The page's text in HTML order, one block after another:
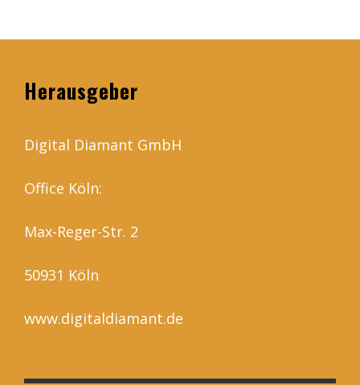
Herausgeber
Digital Diamant GmbH
Office Köln:
Max-Reger-Str. 2
50931 Köln
www.digitaldiamant.de